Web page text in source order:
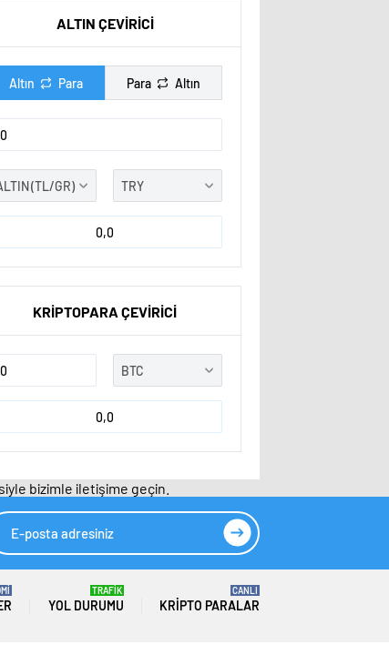
ALTIN ÇEVİRİCİ
Altın Para Para Altın
0,0
KRİPTOPARA ÇEVİRİCİ
0,0
bizimle iletişime geçin.
YOL DURUMU
TRAFİK
KRIPTO PARALAR
CANLI